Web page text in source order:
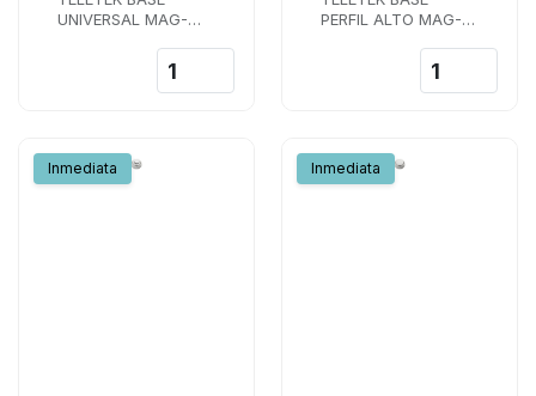
UNIVERSAL MAG-
PERFIL ALTO MAG-
Inmediata Inmediata